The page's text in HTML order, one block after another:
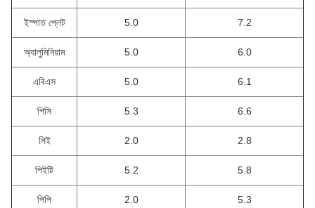
ইস্পাত প্লেট 5.0 7.2
অ্যালুমিনিয়াম 5.0 6.0
এবিএস 5.0 6.1
পিসি 5.3 6.6
পিই 2.0 2.8
পিইটি 5.2 5.8
পিপি 2.0 5.3